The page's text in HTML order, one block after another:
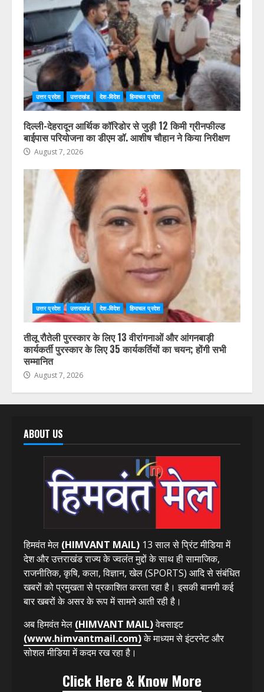
उत्तर प्रदेश उत्तराखंड देश-विदेश हिमाचल प्रदेश
दिल्ली-देहरादून आर्थिक कॉरिडोर से जुड़ी 12 किमी ग्रीनफील्ड
बाईपास परियोजना का डीएम डॉ. आशीष चौहान ने किया निरीक्षण
August 7, 2026
उत्तर प्रदेश उत्तराखंड देश-विदेश हिमाचल प्रदेश
तीलू रौतेली पुरस्कार के लिए 13 वीरांगनाओं और आंगनबाड़ी
कार्यकर्ती पुरस्कार के लिए 35 कार्यकर्तियों का चयन; होंगी सभी
सम्मानित
August 7, 2026
ABOUT US
हिमवंत मेल (HIMVANT MAIL) 13 साल से प्रिंट मीडिया में
देश और उत्तराखंड राज्य के ज्वलंत मुद्दों के साथ ही सामाजिक,
राजनीतिक, कृषि, कला, विज्ञान, खेल (SPORTS) आदि से संबंधित
खबरों को प्रमुखता से प्रकाशित करता रहा है। इसकी बानगी कई
बार खबरों के असर के रूप में सामने आती रही है।
अब हिमवंत मेल (HIMVANT MAIL)वेबसाइट
(www.himvantmail.com)के माध्यम से इंटरनेट और
सोशल मीडिया में कदम रख रहा है।
Click Here & Know More